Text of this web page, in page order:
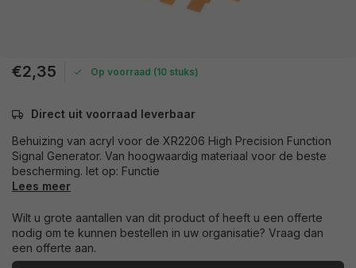
€2,35 Op voorraad (10 stuks)
Direct uit voorraad leverbaar
Behuizing van acryl voor de XR2206 High Precision Function
Signal Generator. Van hoogwaardig materiaal voor de beste
bescherming. let op: Functie
Lees meer
Wilt u grote aantallen van dit product of heeft u een offerte
nodig om te kunnen bestellen in uw organisatie? Vraag dan
een offerte aan.